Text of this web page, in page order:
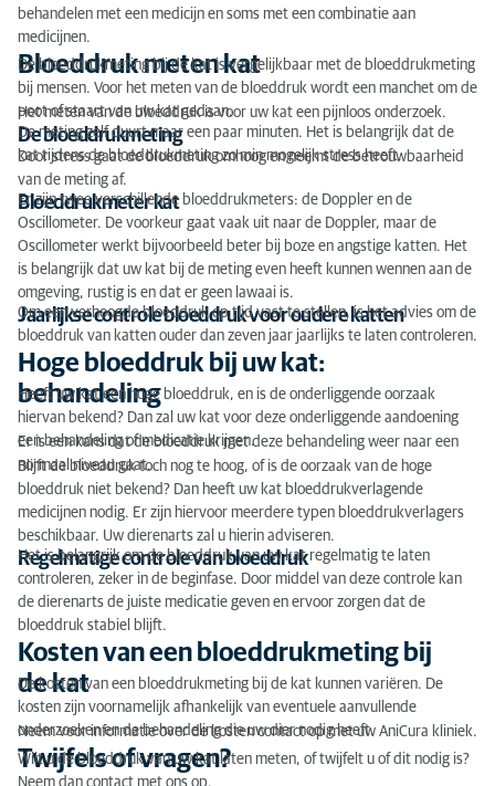
behandelen met een medicijn en soms met een combinatie aan
medicijnen.
Bloeddruk meten kat
De bloeddrukmeting bij de kat is vergelijkbaar met de bloeddrukmeting
bij mensen. Voor het meten van de bloeddruk wordt een manchet om de
poot of staart van uw kat gedaan.
Het meten van de bloeddruk is voor uw kat een pijnloos onderzoek.
De bloeddrukmeting
De meting zelf duurt maar een paar minuten. Het is belangrijk dat de
kat tijdens de bloeddrukmeting zo min mogelijk stress heeft.
Door stress gaat de bloeddruk omhoog en neemt de betrouwbaarheid
van de meting af.
Bloeddrukmeter kat
Er zijn twee verschillende bloeddrukmeters: de Doppler en de
Oscillometer. De voorkeur gaat vaak uit naar de Doppler, maar de
Oscillometer werkt bijvoorbeeld beter bij boze en angstige katten. Het
is belangrijk dat uw kat bij de meting even heeft kunnen wennen aan de
omgeving, rustig is en dat er geen lawaai is.
Jaarlijkse controle bloeddruk voor oudere katten
Om een verhoogde bloeddruk op tijd vast te stellen, is het advies om de
bloeddruk van katten ouder dan zeven jaar jaarlijks te laten controleren.
Hoge bloeddruk bij uw kat:
behandeling
Heeft uw kat een hoge bloeddruk, en is de onderliggende oorzaak
hiervan bekend? Dan zal uw kat voor deze onderliggende aandoening
een behandeling of medicatie krijgen.
Er is een kans dat de bloeddruk met deze behandeling weer naar een
normaal niveau gaat.
Blijft de bloeddruk toch nog te hoog, of is de oorzaak van de hoge
bloeddruk niet bekend? Dan heeft uw kat bloeddrukverlagende
medicijnen nodig. Er zijn hiervoor meerdere typen bloeddrukverlagers
beschikbaar. Uw dierenarts zal u hierin adviseren.
Regelmatige controle van bloeddruk
Het is belangrijk om de bloeddruk van uw kat regelmatig te laten
controleren, zeker in de beginfase. Door middel van deze controle kan
de dierenarts de juiste medicatie geven en ervoor zorgen dat de
bloeddruk stabiel blijft.
Kosten van een bloeddrukmeting bij
de kat
De kosten van een bloeddrukmeting bij de kat kunnen variëren. De
kosten zijn voornamelijk afhankelijk van eventuele aanvullende
onderzoeken en de behandeling die uw dier nodig heeft.
Neem voor informatie over de kosten contact op met uw AniCura kliniek.
Twijfels of vragen?
Wilt u de bloeddruk van uw kat laten meten, of twijfelt u of dit nodig is?
Neem dan contact met ons op.